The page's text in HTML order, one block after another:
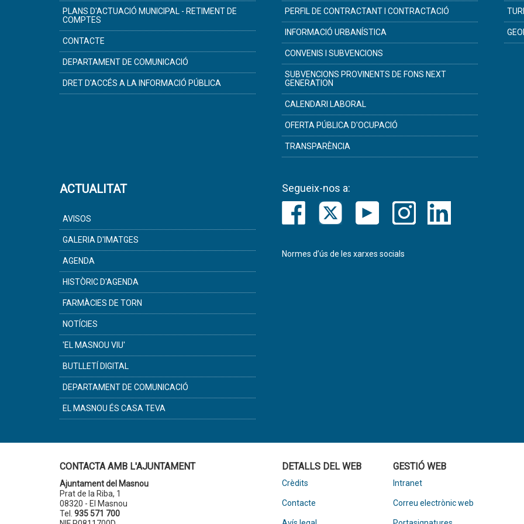
PLANS D'ACTUACIÓ MUNICIPAL - RETIMENT DE
COMPTES
CONTACTE
DEPARTAMENT DE COMUNICACIÓ
DRET D'ACCÉS A LA INFORMACIÓ PÚBLICA
PERFIL DE CONTRACTANT I CONTRACTACIÓ
INFORMACIÓ URBANÍSTICA
CONVENIS I SUBVENCIONS
SUBVENCIONS PROVINENTS DE FONS NEXT
GENERATION
CALENDARI LABORAL
OFERTA PÚBLICA D'OCUPACIÓ
TRANSPARÈNCIA
ACTUALITAT
AVISOS
GALERIA D'IMATGES
AGENDA
HISTÒRIC D'AGENDA
FARMÀCIES DE TORN
NOTÍCIES
'EL MASNOU VIU'
BUTLLETÍ DIGITAL
DEPARTAMENT DE COMUNICACIÓ
EL MASNOU ÉS CASA TEVA
Segueix-nos a:
Normes d’ús de les xarxes socials
CONTACTA AMB L'AJUNTAMENT
Ajuntament del Masnou
Prat de la Riba, 1
08320 - El Masnou
Tel. 935 571 700
DETALLS DEL WEB
Crèdits
Contacte
GESTIÓ WEB
Intranet
Correu electrònic web